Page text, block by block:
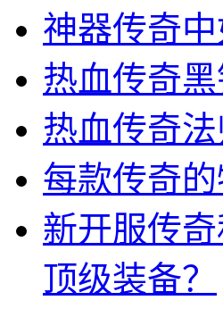
神器传奇
热血传奇
热血传奇
每款传奇
新开服传
顶级装备？